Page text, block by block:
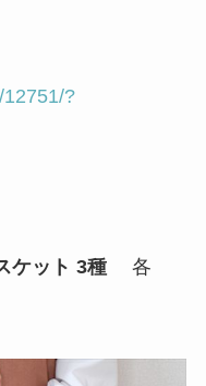
?
ケット 3種各